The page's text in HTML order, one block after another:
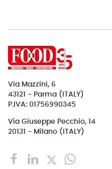
Via Mazzini, 6
43121 - Parma (ITALY)
P.IVA: 01756990345
Via Giuseppe Pecchio, 14
20131 - Milano (ITALY)